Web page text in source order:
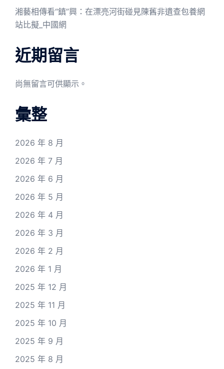
湘藝相傳看“鎮”興：在漂亮河街碰見陳舊非遺查包養網
站比擬_中國網
近期留言
尚無留言可供顯示。
彙整
2026 年 8 月
2026 年 7 月
2026 年 6 月
2026 年 5 月
2026 年 4 月
2026 年 3 月
2026 年 2 月
2026 年 1 月
2025 年 12 月
2025 年 11 月
2025 年 10 月
2025 年 9 月
2025 年 8 月